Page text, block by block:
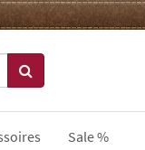
Sale %